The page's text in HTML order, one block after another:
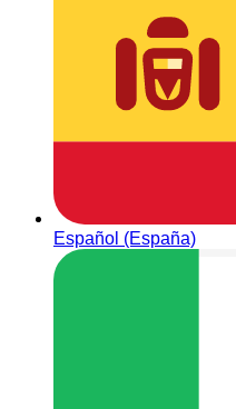
Español (España)